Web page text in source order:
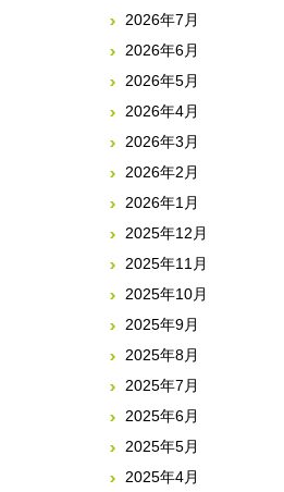
2026年7月
2026年6月
2026年5月
2026年4月
2026年3月
2026年2月
2026年1月
2025年12月
2025年11月
2025年10月
2025年9月
2025年8月
2025年7月
2025年6月
2025年5月
2025年4月